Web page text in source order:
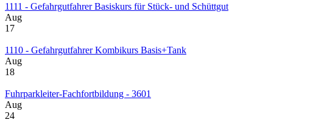
1111 - Gefahrgutfahrer Basiskurs für Stück- und Schüttgut
Aug
17
1110 - Gefahrgutfahrer Kombikurs Basis+Tank
Aug
18
Fuhrparkleiter-Fachfortbildung - 3601
Aug
24